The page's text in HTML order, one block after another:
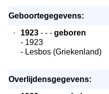
Geboortegegevens:
·
1923- - - geboren
- 1923
- Lesbos (Griekenland)
Overlijdensgegevens: